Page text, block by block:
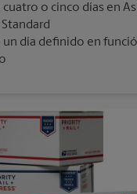
cuatro o cinco días en
Standard
un día definido en